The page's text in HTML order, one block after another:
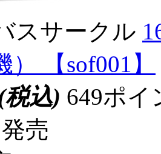
スサークル
） 【sof001】
税込) 649ポ
売